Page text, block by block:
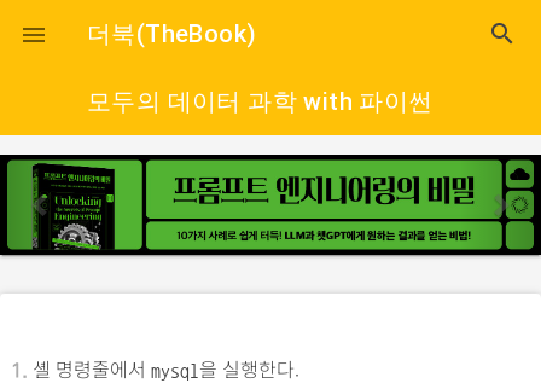
close
 더북(TheBook) search
모두의 데이터 과학 with 파이썬
p
r
e
u
n
e
x
1. 셸 명령줄에서 mysql 을 실행한다.